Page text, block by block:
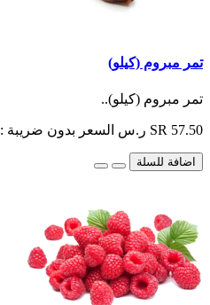
تمر مبروم (كيلو)
تمر مبروم (كيلو)..
SR 57.50 ر.س السعر بدون ضريبة : SR 50.00 ر.س
اضافة للسلة